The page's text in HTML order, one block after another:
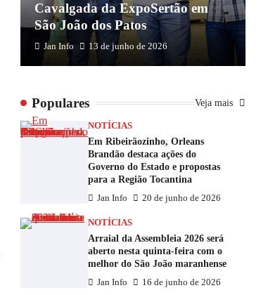
Cavalgada da ExpoSertão em
São João dos Patos
Jan Info 13 de junho de 2026
Populares Veja mais
NOTÍCIAS
Em Ribeirãozinho, Orleans
Brandão destaca ações do
Governo do Estado e propostas
para a Região Tocantina
Jan Info 20 de junho de 2026
NOTÍCIAS
Arraial da Assembleia 2026 será
aberto nesta quinta-feira com o
melhor do São João maranhense
Jan Info 16 de junho de 2026